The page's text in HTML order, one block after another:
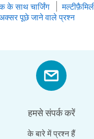
के साथ चार्जिंग
पूछे जाने वाले प्रश्न
हमसे संपर्क करें
के बारे में प्रश्न हैं